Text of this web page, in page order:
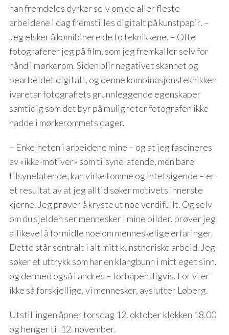
han fremdeles dyrker selv om de aller fleste
arbeidene i dag fremstilles digitalt på kunstpapir. –
Jeg elsker å komibinere de to teknikkene. – Ofte
fotograferer jeg på film, som jeg fremkaller selv for
hånd i mørkerom. Siden blir negativet skannet og
bearbeidet digitalt, og denne kombinasjonsteknikken
ivaretar fotografiets grunnleggende egenskaper
samtidig som det byr på muligheter fotografen ikke
hadde i mørkerommets dager.
– Enkelheten i arbeidene mine – og at jeg fascineres
av «ikke-motiver» som tilsynelatende, men bare
tilsynelatende, kan virke tomme og intetsigende – er
et resultat av at jeg alltid søker motivets innerste
kjerne. Jeg prøver å kryste ut noe verdifullt. Og selv
om du sjelden ser mennesker i mine bilder, prøver jeg
allikevel å formidle noe om menneskelige erfaringer.
Dette står sentralt i alt mitt kunstneriske arbeid. Jeg
søker et uttrykk som har en klangbunn i mitt eget sinn,
og dermed også i andres – forhåpentligvis. For vi er
ikke så forskjellige, vi mennesker, avslutter Løberg.
Utstillingen åpner torsdag 12. oktober klokken 18.00
og henger til 12. november.